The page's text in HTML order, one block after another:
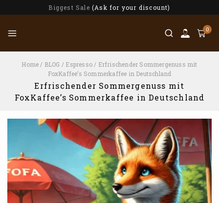
Biggest Sale (Ask for your discount)
0
Home / BLOG / Espresso / Erfrischender Sommergenuss mit
FoxKaffee’s Sommerkaffee in Deutschland
Erfrischender Sommergenuss mit
FoxKaffee’s Sommerkaffee in Deutschland